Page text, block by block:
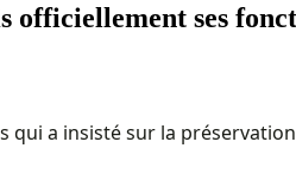
ses
a insisté sur la